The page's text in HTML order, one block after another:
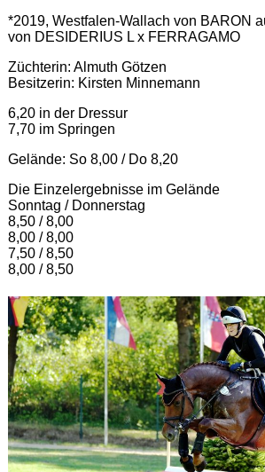
*2019, Westfalen-Wallach von BARON
von DESIDERIUS L x FERRAGAMO
Züchterin: Almuth Götzen
Besitzerin: Kirsten Minnemann
6,20 in der Dressur
7,70 im Springen
Gelände: So 8,00 / Do 8,20
Die Einzelergebnisse im Gelände
Sonntag / Donnerstag
8,50 / 8,00
8,00 / 8,00
7,50 / 8,50
8,00 / 8,50